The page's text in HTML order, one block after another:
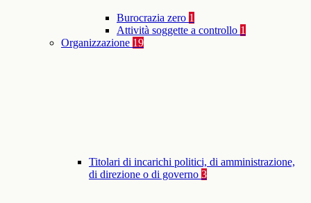
Burocrazia zero 1
Attività soggette a controllo 1
Organizzazione 19
Titolari di incarichi politici, di amministrazione,
di direzione o di governo 3